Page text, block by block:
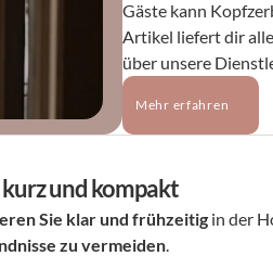
Gäste kann
Artikel liefert dir
über unsere
Mehr erfahren
und kompakt
Sie klar und frühzeitig in der
zu vermeiden.